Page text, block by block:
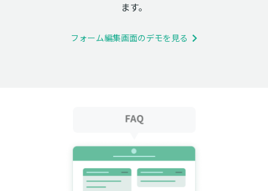
ます。
フォーム編集画面のデモを見る